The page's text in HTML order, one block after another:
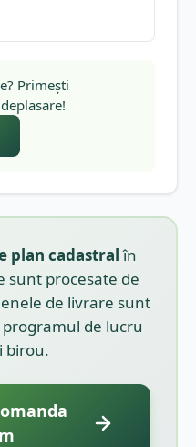
Primești
plan cadastralîn
sunt procesate de
de livrare sunt
de lucru
birou.